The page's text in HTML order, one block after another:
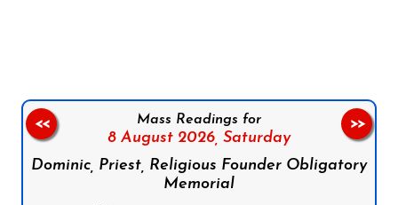
Mass Readings for
8 August 2026, Saturday
Dominic, Priest, Religious Founder Obligatory
Memorial
<< >>